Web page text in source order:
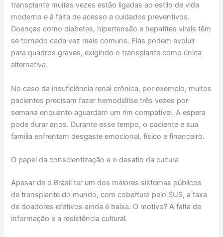
transplante muitas vezes estão ligadas ao estilo de vida
moderno e à falta de acesso a cuidados preventivos.
Doenças como diabetes, hipertensão e hepatites virais têm
se tornado cada vez mais comuns. Elas podem evoluir
para quadros graves, exigindo o transplante como única
alternativa.
No caso da insuficiência renal crônica, por exemplo, muitos
pacientes precisam fazer hemodiálise três vezes por
semana enquanto aguardam um rim compatível. A espera
pode durar anos. Durante esse tempo, o paciente e sua
família enfrentam desgaste emocional, físico e financeiro.
O papel da conscientização e o desafio da cultura
Apesar de o Brasil ter um dos maiores sistemas públicos
de transplante do mundo, com cobertura pelo SUS, a taxa
de doadores efetivos ainda é baixa. O motivo? A falta de
informação e a resistência cultural.